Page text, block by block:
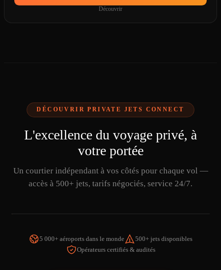
Découvrir
DÉCOUVRIR PRIVATE JETS CONNECT
L'excellence du voyage privé, à
votre portée
Un courtier indépendant à vos côtés pour chaque vol —
accès à 500+ jets, tarifs négociés, service 24/7.
REGARDER LA VIDÉO
5 000+ aéroports dans le monde
500+ jets disponibles
Opérateurs certifiés & audités